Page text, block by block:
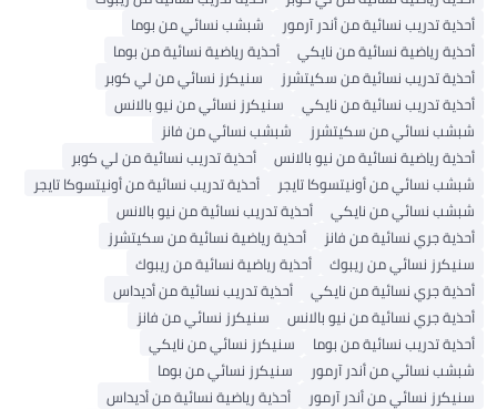
أحذية تدريب نسائية من أندر آرمور
شبشب نسائي من بوما
أحذية رياضية نسائية من نايكي
أحذية رياضية نسائية من بوما
أحذية تدريب نسائية من سكيتشرز
سنيكرز نسائي من لي كوبر
أحذية تدريب نسائية من نايكي
سنيكرز نسائي من نيو بالانس
شبشب نسائي من سكيتشرز
شبشب نسائي من فانز
أحذية رياضية نسائية من نيو بالانس
أحذية تدريب نسائية من لي كوبر
شبشب نسائي من أونيتسوكا تايجر
أحذية تدريب نسائية من أونيتسوكا تايجر
شبشب نسائي من نايكي
أحذية تدريب نسائية من نيو بالانس
أحذية جري نسائية من فانز
أحذية رياضية نسائية من سكيتشرز
سنيكرز نسائي من ريبوك
أحذية رياضية نسائية من ريبوك
أحذية جري نسائية من نايكي
أحذية تدريب نسائية من أديداس
أحذية جري نسائية من نيو بالانس
سنيكرز نسائي من فانز
أحذية تدريب نسائية من بوما
سنيكرز نسائي من نايكي
شبشب نسائي من أندر آرمور
سنيكرز نسائي من بوما
سنيكرز نسائي من أندر آرمور
أحذية رياضية نسائية من أديداس